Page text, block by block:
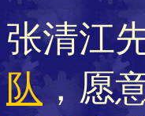
张清江
队，愿